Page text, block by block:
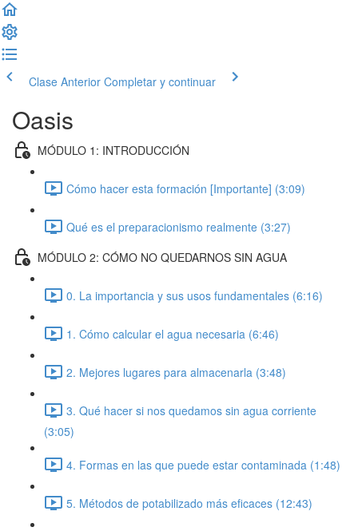
Clase Anterior Completar y continuar
Oasis
MÓDULO 1: INTRODUCCIÓN
Cómo hacer esta formación [Importante] (3:09)
Qué es el preparacionismo realmente (3:27)
MÓDULO 2: CÓMO NO QUEDARNOS SIN AGUA
0. La importancia y sus usos fundamentales (6:16)
1. Cómo calcular el agua necesaria (6:46)
2. Mejores lugares para almacenarla (3:48)
3. Qué hacer si nos quedamos sin agua corriente
(3:05)
4. Formas en las que puede estar contaminada (1:48)
5. Métodos de potabilizado más eficaces (12:43)